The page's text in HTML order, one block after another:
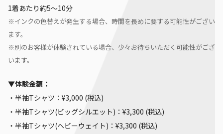
1着あたり約5〜10分
※インクの色替えが発生する場合、時間を長めに要する可能性がござい
ます。
※別のお客様が体験されている場合、少々お待ちいただく可能性がござ
います。
▼体験金額：
・半袖Tシャツ：¥3,000 (税込)
・半袖Tシャツ(ビッグシルエット)：¥3,300 (税込)
・半袖Tシャツ(ヘビーウェイト)：¥3,300 (税込)